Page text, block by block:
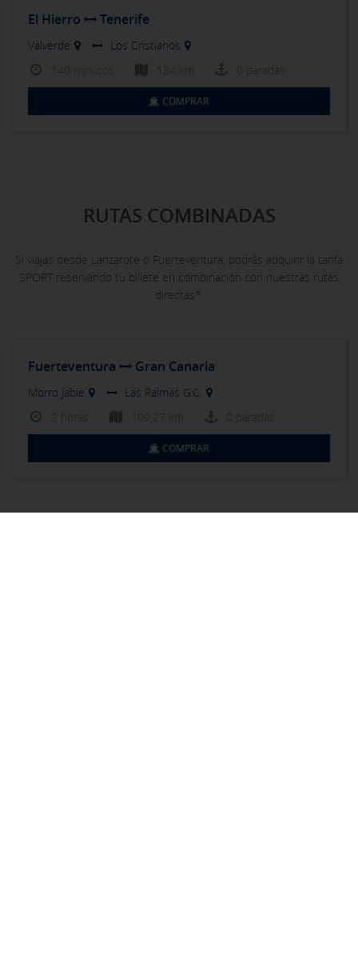
El Hierro Tenerife
Valverde
Los Cristianos
140 minutos
134 km 0 paradas
COMPRAR
RUTAS COMBINADAS
Si viajas desde Lanzarote o Fuerteventura, podrás adquirir la tarifa
SPORT reservando tu billete en combinación con nuestras rutas
directas*.
Fuerteventura Gran Canaria
Morro Jable
Las Palmas G.C.
2 horas
109,27 km 0 paradas
COMPRAR